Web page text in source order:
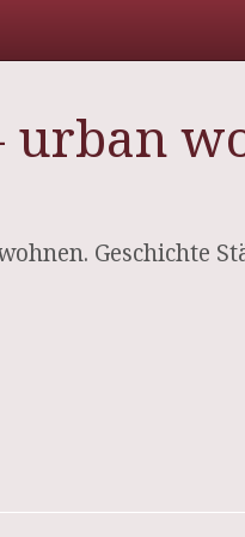
urban
Geschichte